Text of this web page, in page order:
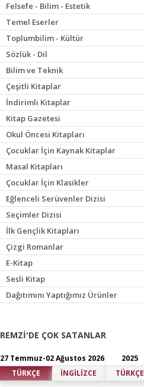
Felsefe - Bilim - Estetik
Temel Eserler
Toplumbilim - Kültür
Sözlük - Dil
Bilim ve Teknik
Çeşitli Kitaplar
İndirimli Kitaplar
Kitap Gazetesi
Okul Öncesi Kitapları
Çocuklar İçin Kaynak Kitaplar
Masal Kitapları
Çocuklar İçin Klasikler
Eğlenceli Serüvenler Dizisi
Seçimler Dizisi
İlk Gençlik Kitapları
Çizgi Romanlar
E-Kitap
Sesli Kitap
Dağıtımını Yaptığımız Ürünler
REMZİ'DE ÇOK SATANLAR
27 Temmuz-02 Ağustos 2026
TÜRKÇE
İNGİLİZCE
2025
TÜRKÇE